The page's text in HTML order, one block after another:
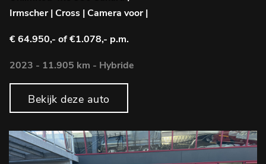
Irmscher | Cross | Camera voor |
€ 64.950,- of €1.078,- p.m.
2023 - 11.905 km - Hybride
Bekijk deze auto